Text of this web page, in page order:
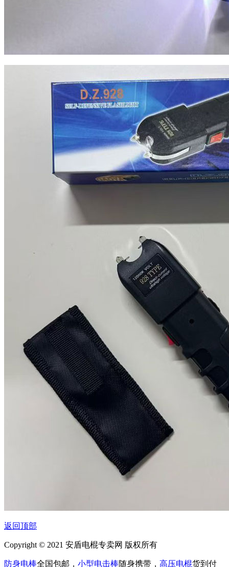
返回顶部
Copyright © 2021 安盾电棍专卖网 版权所有
防身电棒全国包邮， 小型电击棒随身携带， 高压电棍货到付